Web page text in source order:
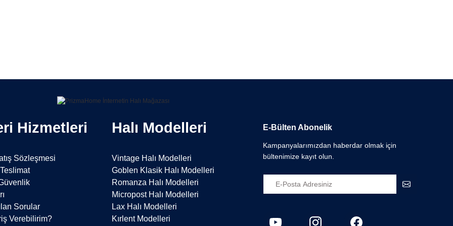
Hizmetleri
Sözleşmesi
Sorular
Verebilirim?
Halı Modelleri
Vintage Halı Modelleri
Goblen Klasik Halı Modelleri
Romanza Halı Modelleri
Micropost Halı Modelleri
Lax Halı Modelleri
Kırlent Modelleri
E-Bülten Abonelik
Kampanyalarımızdan haberdar olmak için
bültenimize kayıt olun.